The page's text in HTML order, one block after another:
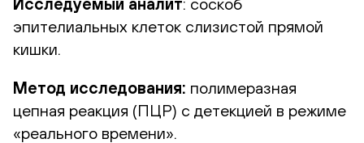
эпителиальных клеток слизистой прямой
кишки.
Метод исследования: полимеразная
цепная реакция (ПЦР) с детекцией в режиме
«реального времени».